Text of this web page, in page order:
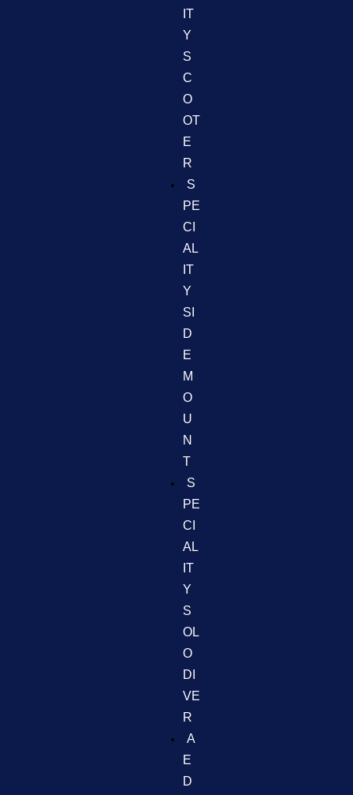
IT
Y
S
C
O
OT
E
R
S
PE
CI
AL
IT
Y
SI
D
E
M
O
U
N
T
S
PE
CI
AL
IT
Y
S
OL
O
DI
VE
R
A
E
D